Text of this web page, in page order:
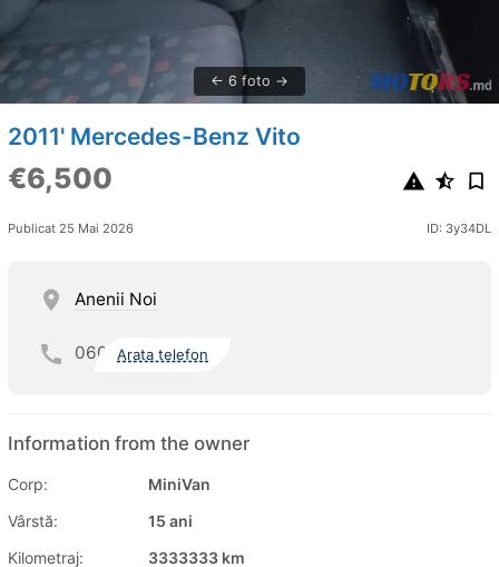
6 foto
2011' Mercedes-Benz Vito
€6,500
Publicat 25 Mai 2026 ID: 3y34DL
Anenii Noi
060 Arata telefon
Information from the owner
Corp:
MiniVan
Vârstă:
15 ani
Kilometraj:
3333333 km